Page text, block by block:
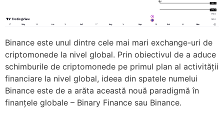
Binance este unul dintre cele mai mari exchange-uri de
criptomonede la nivel global. Prin obiectivul de a aduce
schimburile de criptomonede pe primul plan al activității
financiare la nivel global, ideea din spatele numelui
Binance este de a arăta această nouă paradigmă în
finanțele globale – Binary Finance sau Binance.